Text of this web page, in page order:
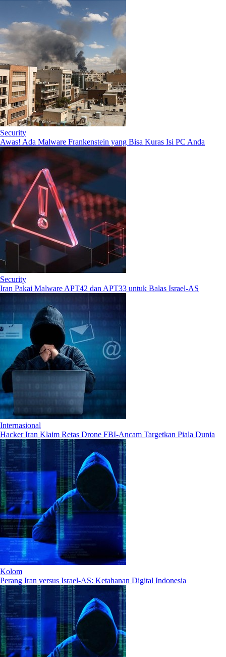
Security
Awas! Ada Malware Frankenstein yang Bisa Kuras Isi PC Anda
Security
Iran Pakai Malware APT42 dan APT33 untuk Balas Israel-AS
Internasional
Hacker Iran Klaim Retas Drone FBI-Ancam Targetkan Piala Dunia
Kolom
Perang Iran versus Israel-AS: Ketahanan Digital Indonesia